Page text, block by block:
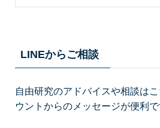
LINEからご相談
自由研究のアドバイスや相談は
ウントからのメッセージが便利で